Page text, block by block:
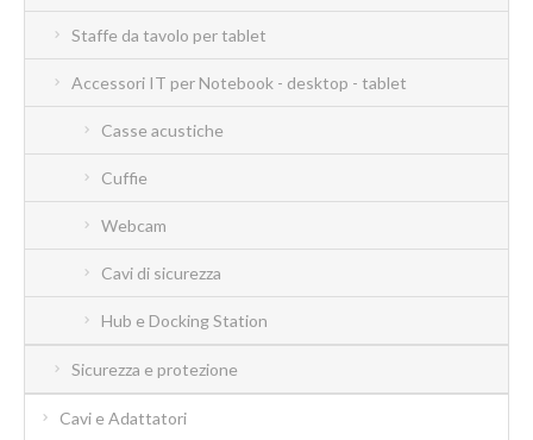
Staffe da tavolo per tablet
Accessori IT per Notebook - desktop - tablet
Casse acustiche
Cuffie
Webcam
Cavi di sicurezza
Hub e Docking Station
Sicurezza e protezione
Cavi e Adattatori